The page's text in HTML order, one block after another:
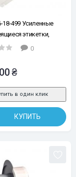
18-499 Усиленные
этикетки,
мм x 19,05 мм,
для принтеров
BMP71, M610, M611,
0
₴
КУПИТЬ
в один клик